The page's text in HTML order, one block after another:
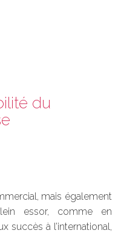
du
mais également
essor, comme en
succès à l’international,